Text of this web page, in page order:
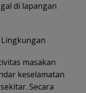
di lapangan
masakan
keselamatan
Secara